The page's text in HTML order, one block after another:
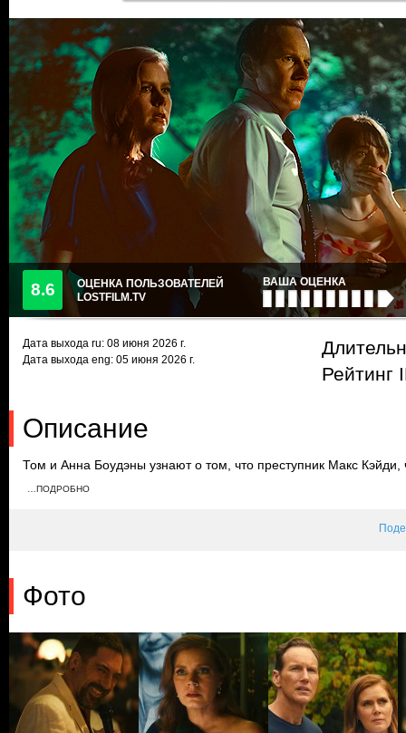
8.6
ОЦЕНКА ПОЛЬЗОВАТЕЛЕЙ
LOSTFILM.TV
ВАША ОЦЕНКА
Дата выхода ru: 08 июня 2026 г.
Дата выхода eng: 05 июня 2026 г.
Рейтинг
Описание
Том и Анна Боудэны узнают о том, что преступник Макс
лет назад, выходит на свободу. Он публично высказывается
…ПОДРОБНО
Фото